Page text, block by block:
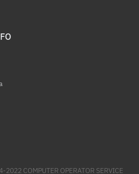
COMPUTER OPERATOR SERVICE